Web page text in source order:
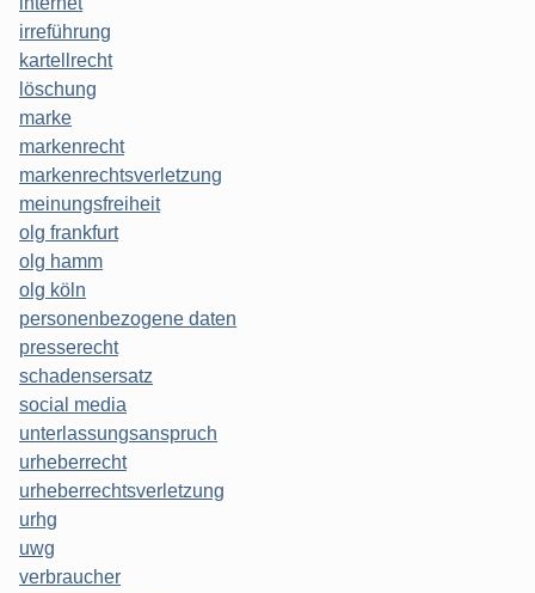
irreführung
kartellrecht
löschung
marke
markenrecht
markenrechtsverletzung
meinungsfreiheit
olg frankfurt
olg hamm
olg köln
personenbezogene daten
presserecht
schadensersatz
social media
unterlassungsanspruch
urheberrecht
urheberrechtsverletzung
urhg
uwg
verbraucher